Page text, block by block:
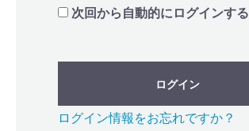
次回から自動的にログインする
ログイン
ログイン情報をお忘れですか？